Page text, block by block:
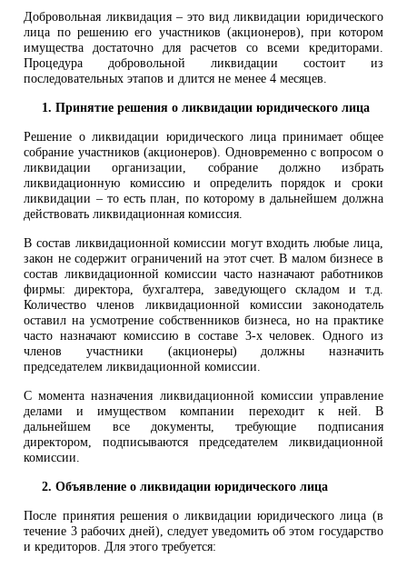
Добровольная ликвидация – это вид ликвидации юридического
лица по решению его участников (акционеров), при котором
имущества достаточно для расчетов со всеми кредиторами.
Процедура добровольной ликвидации состоит из
последовательных этапов и длится не менее 4 месяцев.
1. Принятие решения о ликвидации юридического лица
Решение о ликвидации юридического лица принимает общее
собрание участников (акционеров). Одновременно с вопросом о
ликвидации организации, собрание должно избрать
ликвидационную комиссию и определить порядок и сроки
ликвидации – то есть план, по которому в дальнейшем должна
действовать ликвидационная комиссия.
В состав ликвидационной комиссии могут входить любые лица,
закон не содержит ограничений на этот счет. В малом бизнесе в
состав ликвидационной комиссии часто назначают работников
фирмы: директора, бухгалтера, заведующего складом и т.д.
Количество членов ликвидационной комиссии законодатель
оставил на усмотрение собственников бизнеса, но на практике
часто назначают комиссию в составе 3-х человек. Одного из
членов участники (акционеры) должны назначить
председателем ликвидационной комиссии.
С момента назначения ликвидационной комиссии управление
делами и имуществом компании переходит к ней. В
дальнейшем все документы, требующие подписания
директором, подписываются председателем ликвидационной
комиссии.
2. Объявление о ликвидации юридического лица
После принятия решения о ликвидации юридического лица (в
течение 3 рабочих дней), следует уведомить об этом государство
и кредиторов. Для этого требуется: